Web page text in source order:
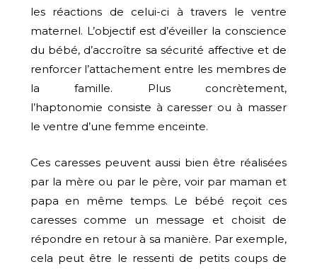
les réactions de celui-ci à travers le ventre
maternel. L’objectif est d’éveiller la conscience
du bébé, d’accroître sa sécurité affective et de
renforcer l’attachement entre les membres de
la famille. Plus concrètement,
l’haptonomie consiste à caresser ou à masser
le ventre d’une femme enceinte.
Ces caresses peuvent aussi bien être réalisées
par la mère ou par le père, voir par maman et
papa en même temps. Le bébé reçoit ces
caresses comme un message et choisit de
répondre en retour à sa manière. Par exemple,
cela peut être le ressenti de petits coups de